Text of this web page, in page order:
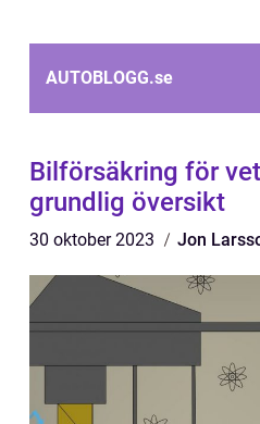
AUTOBLOGG.se
Bilförsäkring för
grundlig översikt
30 oktober 2023 Jon